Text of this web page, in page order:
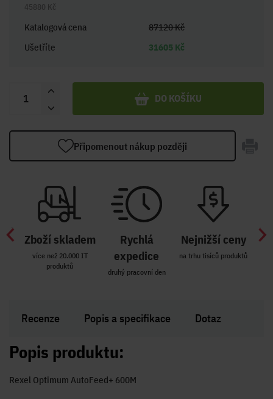
45880 Kč
Katalogová cena
87120 Kč
Ušetříte
31605 Kč
DO KOŠÍKU
Připomenout nákup později
Zboží skladem
více než 20.000 IT
produktů
Rychlá
expedice
druhý pracovní den
Nejnižší ceny
na trhu tisíců produktů
Recenze Popis a specifikace Dotaz
Popis produktu:
Rexel Optimum AutoFeed+ 600M